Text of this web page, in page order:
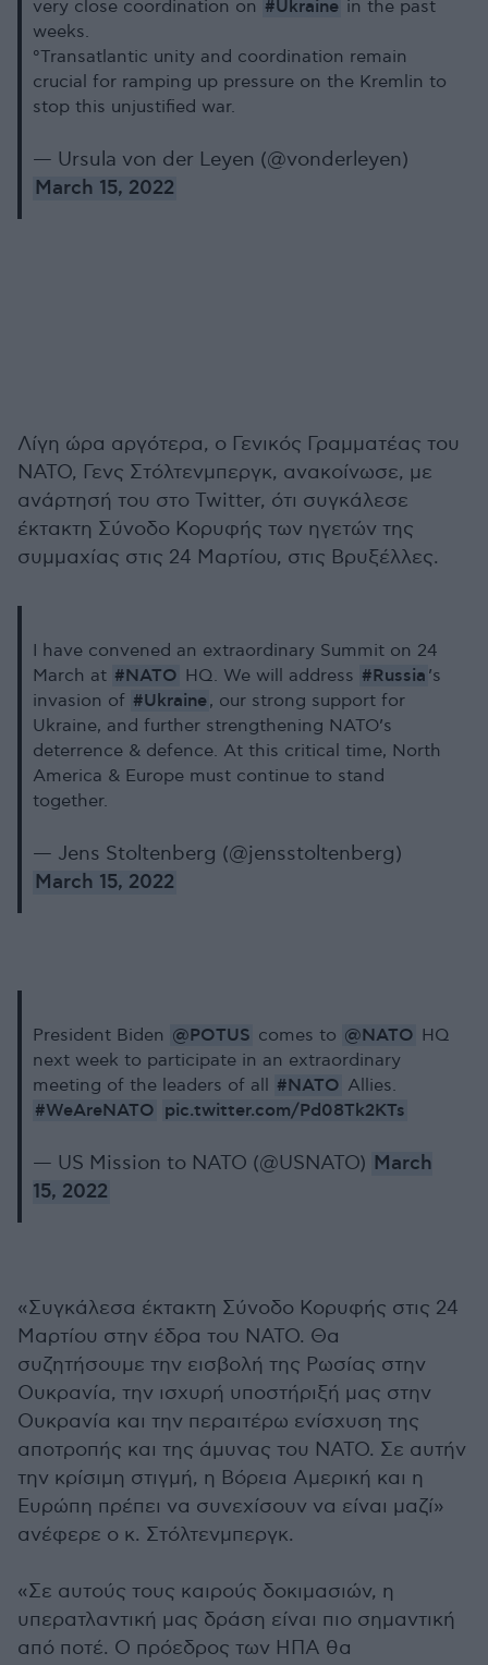
very close coordination on #Ukraine in the past
weeks.
⁰Transatlantic unity and coordination remain
crucial for ramping up pressure on the Kremlin to
stop this unjustified war.
— Ursula von der Leyen (@vonderleyen)
March 15, 2022
Λίγη ώρα αργότερα, ο Γενικός Γραμματέας του
ΝΑΤΟ, Γενς Στόλτενμπεργκ, ανακοίνωσε, με
ανάρτησή του στο Twitter, ότι συγκάλεσε
έκτακτη Σύνοδο Κορυφής των ηγετών της
συμμαχίας στις 24 Μαρτίου, στις Βρυξέλλες.
I have convened an extraordinary Summit on 24
March at #NATO HQ. We will address #Russia ’s
invasion of #Ukraine, our strong support for
Ukraine, and further strengthening NATO’s
deterrence & defence. At this critical time, North
America & Europe must continue to stand
together.
— Jens Stoltenberg (@jensstoltenberg)
March 15, 2022
President Biden @POTUS comes to @NATO HQ
next week to participate in an extraordinary
meeting of the leaders of all #NATO Allies.
#WeAreNATO pic.twitter.com/Pd08Tk2KTs
— US Mission to NATO (@USNATO) March
15, 2022
«Συγκάλεσα έκτακτη Σύνοδο Κορυφής στις 24
Μαρτίου στην έδρα του ΝΑΤΟ. Θα
συζητήσουμε την εισβολή της Ρωσίας στην
Ουκρανία, την ισχυρή υποστήριξή μας στην
Ουκρανία και την περαιτέρω ενίσχυση της
αποτροπής και της άμυνας του ΝΑΤΟ. Σε αυτήν
την κρίσιμη στιγμή, η Βόρεια Αμερική και η
Ευρώπη πρέπει να συνεχίσουν να είναι μαζί»
ανέφερε ο κ. Στόλτενμπεργκ.
«Σε αυτούς τους καιρούς δοκιμασιών, η
υπερατλαντική μας δράση είναι πιο σημαντική
από ποτέ. Ο πρόεδρος των ΗΠΑ θα